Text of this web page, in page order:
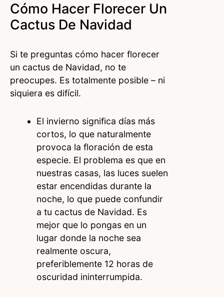
Cómo Hacer Florecer Un
Cactus De Navidad
Si te preguntas cómo hacer florecer
un cactus de Navidad, no te
preocupes. Es totalmente posible – ni
siquiera es difícil.
El invierno significa días más
cortos, lo que naturalmente
provoca la floración de esta
especie. El problema es que en
nuestras casas, las luces suelen
estar encendidas durante la
noche, lo que puede confundir
a tu cactus de Navidad. Es
mejor que lo pongas en un
lugar donde la noche sea
realmente oscura,
preferiblemente 12 horas de
oscuridad ininterrumpida.